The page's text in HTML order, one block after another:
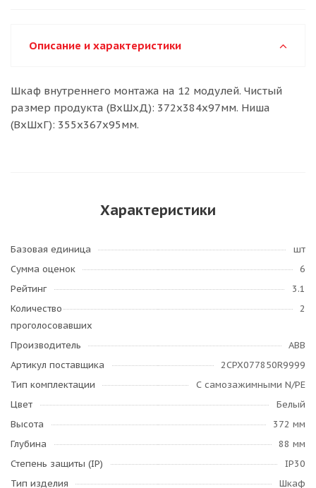
Описание и характеристики
Шкаф внутреннего монтажа на 12 модулей. Чистый
размер продукта (ВхШхД): 372х384х97мм. Ниша
(ВхШхГ): 355х367х95мм.
Характеристики
Базовая единица
шт
Сумма оценок
6
Рейтинг
3.1
Количество
проголосовавших
2
Производитель
ABB
Артикул поставщика
2CPX077850R9999
Тип комплектации
С самозажимными N/PE
Цвет
Белый
Высота
372 мм
Глубина
88 мм
Степень защиты (IP)
IP30
Тип изделия
Шкаф